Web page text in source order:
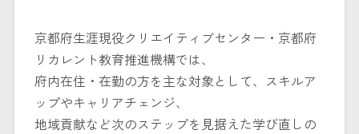
京都府生涯現役クリエイティブセンター・京都府
リカレント教育推進機構では、
府内在住・在勤の方を主な対象として、スキルア
ップやキャリアチェンジ、
地域貢献など次のステップを見据えた学び直しの